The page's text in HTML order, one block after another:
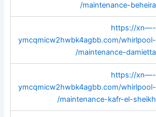
maintenance-beheira/
https://xn—-
ymcqmicw2hwbk4agbb.com/whirlpool-
maintenance-damietta/
https://xn—-
ymcqmicw2hwbk4agbb.com/whirlpool-
maintenance-kafr-el-sheikh/